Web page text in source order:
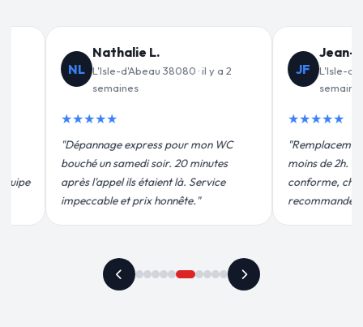
François C.
d'Abeau 38080 · il y a 3
de mon chauffe-eau en
Équipe très pro, devis
chantier propre. Je
vivement."
VD
L'Isle-d'Abeau 38080 · il y a 1
"Un grand merci à Sylvain Plombier
pour leur intervention rapide et
efficace. Fuite réparée en 30 min,
plus qu'honnête !"